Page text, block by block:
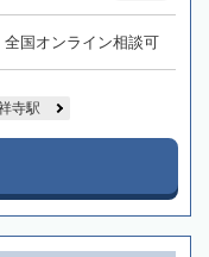
国オンライン相談可
寺駅